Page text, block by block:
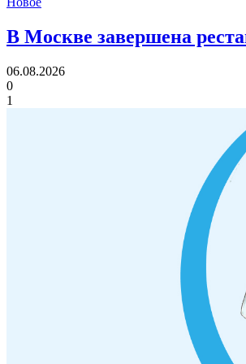
В Москве завершена
06.08.2026
0
1